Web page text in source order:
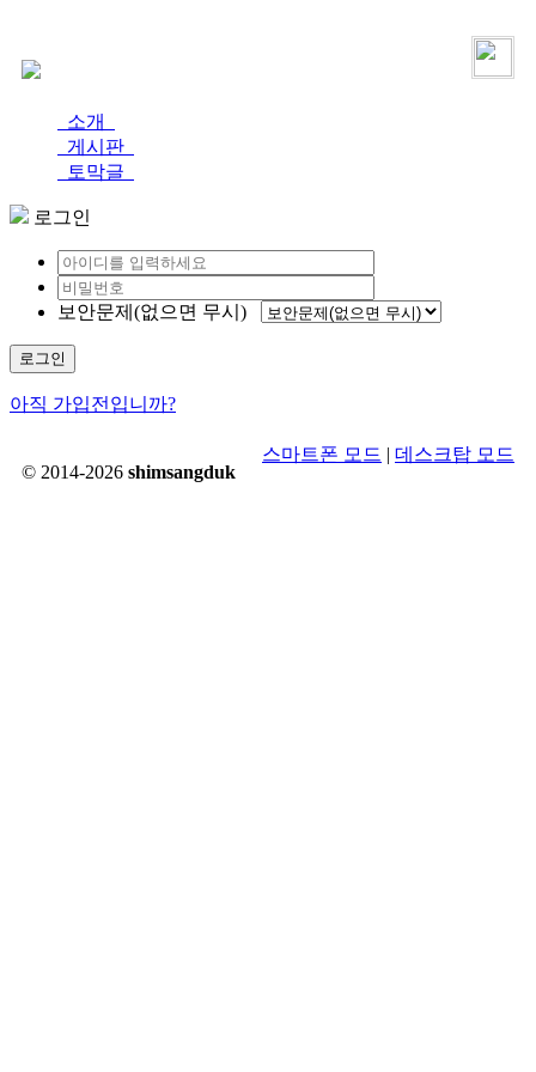
소개
게시판
토막글
로그인
보안문제(없으면 무시)
로그인
아직 가입전입니까?
© 2014-2026 shimsangduk
스마트폰 모드 | 데스크탑 모드